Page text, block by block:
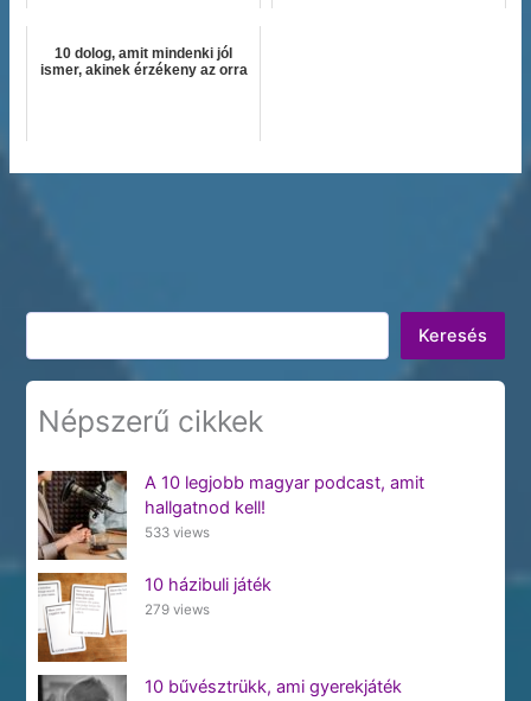
10 dolog, amit mindenki jól
ismer, akinek érzékeny az orra
Keresés
Keresés
Népszerű cikkek
A 10 legjobb magyar podcast, amit
hallgatnod kell!
533 views
10 házibuli játék
279 views
10 bűvésztrükk, ami gyerekjáték